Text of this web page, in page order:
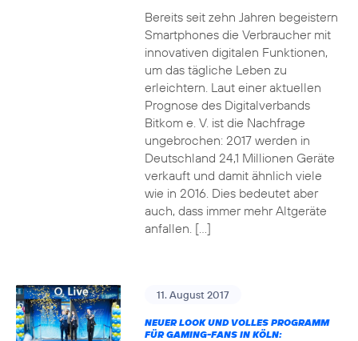
Bereits seit zehn Jahren begeistern
Smartphones die Verbraucher mit
innovativen digitalen Funktionen,
um das tägliche Leben zu
erleichtern. Laut einer aktuellen
Prognose des Digitalverbands
Bitkom e. V. ist die Nachfrage
ungebrochen: 2017 werden in
Deutschland 24,1 Millionen Geräte
verkauft und damit ähnlich viele
wie in 2016. Dies bedeutet aber
auch, dass immer mehr Altgeräte
anfallen. […]
11. August 2017
NEUER LOOK UND VOLLES PROGRAMM
FÜR GAMING-FANS IN KÖLN: